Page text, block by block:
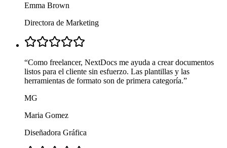
Emma Brown
Directora de Marketing
“Como freelancer, NextDocs me ayuda a crear documentos
listos para el cliente sin esfuerzo. Las plantillas y las
herramientas de formato son de primera categoría.”
MG
Maria Gomez
Diseñadora Gráfica